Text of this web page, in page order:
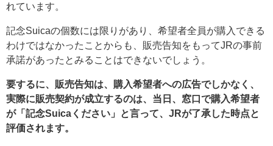
れています。
記念Suicaの個数には限りがあり、希望者全員が購入できる
わけではなかったことからも、販売告知をもってJRの事前
承諾があったとみることはできないでしょう。
要するに、販売告知は、購入希望者への広告でしかなく、
実際に販売契約が成立するのは、当日、窓口で購入希望者
が「記念Suicaください」と言って、JRが了承した時点と
評価されます。